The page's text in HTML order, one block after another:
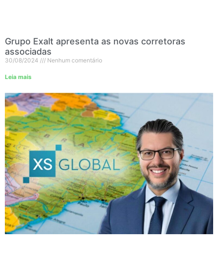
Grupo Exalt apresenta as novas corretoras
associadas
30/08/2024 Nenhum comentário
Leia mais